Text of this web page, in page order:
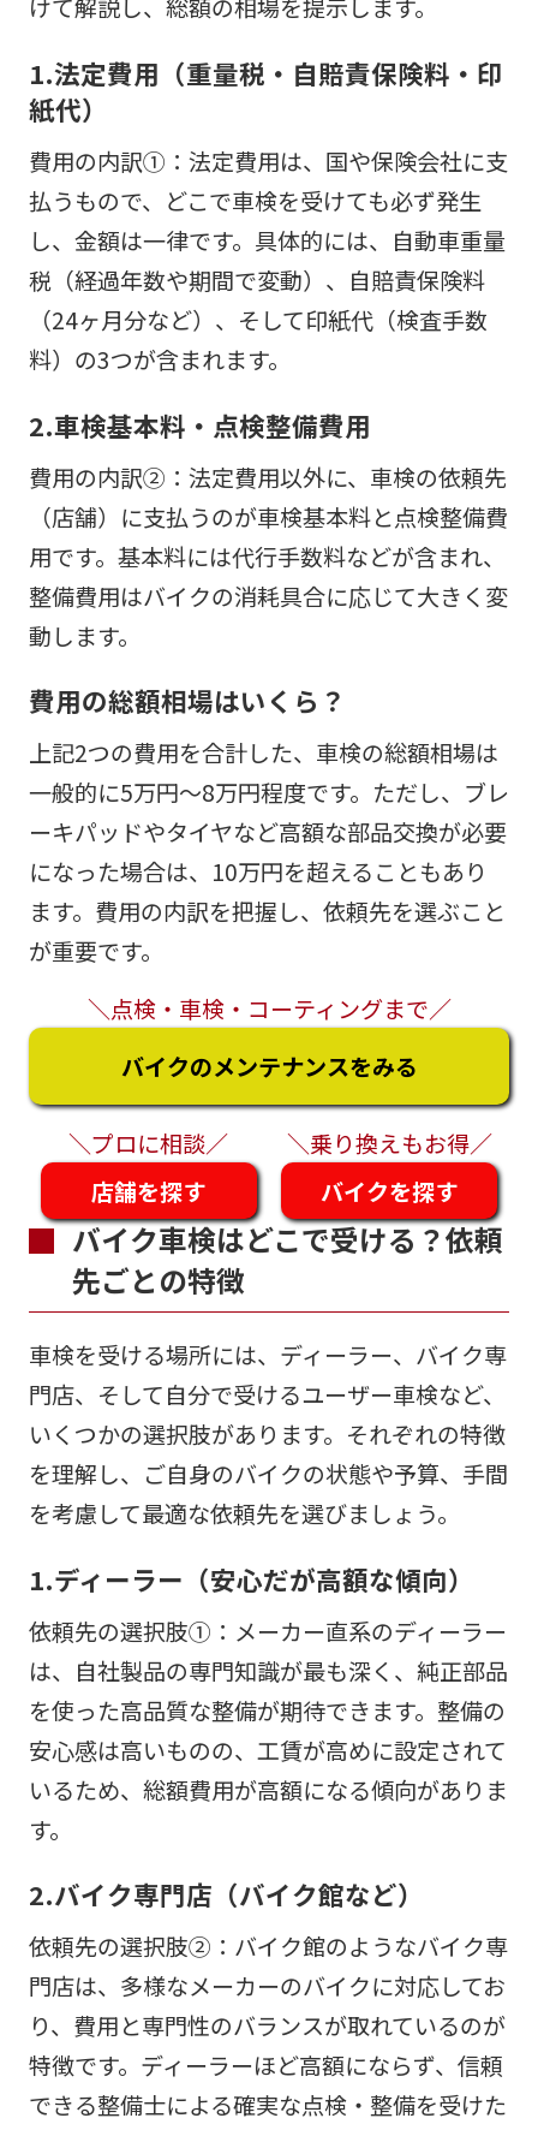
けて解説し、総額の相場を提示します。
1.法定費用（重量税・自賠責保険料・印
紙代）
費用の内訳①：法定費用は、国や保険会社に支
払うもので、どこで車検を受けても必ず発生
し、金額は一律です。具体的には、自動車重量
税（経過年数や期間で変動）、自賠責保険料
（24ヶ月分など）、そして印紙代（検査手数
料）の3つが含まれます。
2.車検基本料・点検整備費用
費用の内訳②：法定費用以外に、車検の依頼先
（店舗）に支払うのが車検基本料と点検整備費
用です。基本料には代行手数料などが含まれ、
整備費用はバイクの消耗具合に応じて大きく変
動します。
費用の総額相場はいくら？
上記2つの費用を合計した、車検の総額相場は
一般的に5万円～8万円程度です。ただし、ブレ
ーキパッドやタイヤなど高額な部品交換が必要
になった場合は、10万円を超えることもあり
ます。費用の内訳を把握し、依頼先を選ぶこと
が重要です。
＼点検・車検・コーティングまで／
バイクのメンテナンスをみる
＼プロに相談／
＼乗り換えもお得／
店舗を探す
バイクを探す
バイク車検はどこで受ける？依頼
先ごとの特徴
車検を受ける場所には、ディーラー、バイク専
門店、そして自分で受けるユーザー車検など、
いくつかの選択肢があります。それぞれの特徴
を理解し、ご自身のバイクの状態や予算、手間
を考慮して最適な依頼先を選びましょう。
1.ディーラー（安心だが高額な傾向）
依頼先の選択肢①：メーカー直系のディーラー
は、自社製品の専門知識が最も深く、純正部品
を使った高品質な整備が期待できます。整備の
安心感は高いものの、工賃が高めに設定されて
いるため、総額費用が高額になる傾向がありま
す。
2.バイク専門店（バイク館など）
依頼先の選択肢②：バイク館のようなバイク専
門店は、多様なメーカーのバイクに対応してお
り、費用と専門性のバランスが取れているのが
特徴です。ディーラーほど高額にならず、信頼
できる整備士による確実な点検・整備を受けた